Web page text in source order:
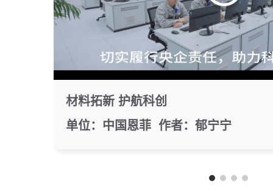
材料拓新 护航科创
单位：中国恩菲 作者：郁宁宁